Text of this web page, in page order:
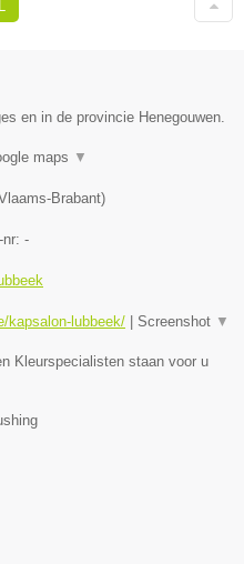
en in de provincie Henegouwen.
maps ▼
Brabant)
-
kapsalon-lubbeek/ Screenshot ▼
Kleurspecialisten staan voor u